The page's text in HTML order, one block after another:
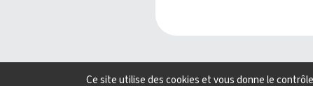
Ce site utilise des cookies et vous donne le